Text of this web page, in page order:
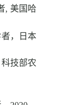
, 美国哈
，日本
技部农